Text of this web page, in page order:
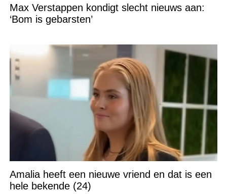
Max Verstappen kondigt slecht nieuws aan:
‘Bom is gebarsten’
Amalia heeft een nieuwe vriend en dat is een
hele bekende (24)